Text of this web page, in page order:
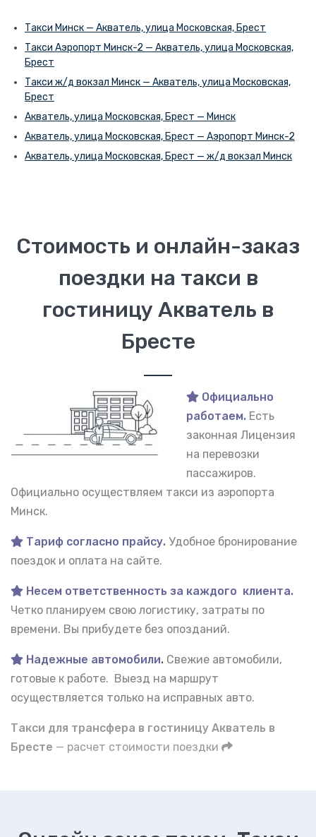
Такси Минск — Акватель, улица Московская, Брест
Такси Аэропорт Минск-2 — Акватель, улица Московская,
Брест
Такси ж/д вокзал Минск — Акватель, улица Московская,
Брест
Акватель, улица Московская, Брест — Минск
Акватель, улица Московская, Брест — Аэропорт Минск-2
Акватель, улица Московская, Брест — ж/д вокзал Минск
Стоимость и онлайн-заказ
поездки на такси в
гостиницу Акватель в
Бресте
Официально
работаем. Есть
законная Лицензия
на перевозки
пассажиров.
Официально осуществляем такси из аэропорта
Минск.
Тариф согласно прайсу. Удобное бронирование
поездок и оплата на сайте.
Несем ответственность за каждого клиента.
Четко планируем свою логистику, затраты по
времени. Вы прибудете без опозданий.
Надежные автомобили. Свежие автомобили,
готовые к работе. Выезд на маршрут
осуществляется только на исправных авто.
Такси для трансфера в гостиницу Акватель в
Бресте — расчет стоимости поездки